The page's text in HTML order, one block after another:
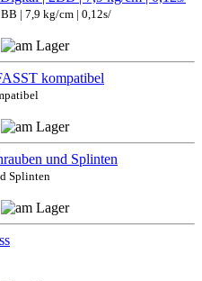
| 7,9 kg/cm | 0,12s/
Splinten